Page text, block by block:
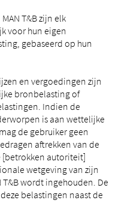
T&B zijn elk
voor hun eigen
gebaseerd op hun
en vergoedingen zijn
bronbelasting of
Indien de
is aan wettelijke
de gebruiker geen
aftrekken van de
[betrokken autoriteit]
wetgeving van zijn
wordt ingehouden. De
belastingen naast de